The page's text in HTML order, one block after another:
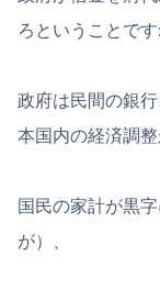
ろということです
政府は民間の銀
本国内の経済調整
国民の家計が黒
が）、